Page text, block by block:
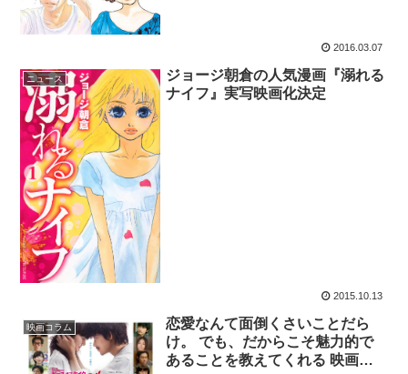
2016.03.07
ニュース
ジョージ朝倉の人気漫画『溺れる
ナイフ』実写映画化決定
2015.10.13
映画コラム
恋愛なんて面倒くさいことだら
け。 でも、だからこそ魅力的で
あることを教えてくれる 映画